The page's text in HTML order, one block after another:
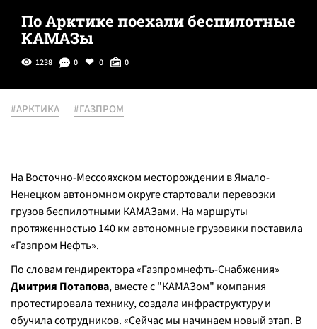
По Арктике поехали беспилотные
КАМАЗы
1238 0 0 0
#АРКТИКА #ГАЗПРОМ
На Восточно-Мессояхском месторождении в Ямало-
Ненецком автономном округе стартовали перевозки
грузов беспилотными КАМАЗами. На маршруты
протяженностью 140 км автономные грузовики поставила
«Газпром Нефть».
По словам гендиректора «Газпромнефть-Снабжения»
Дмитрия Потапова, вместе с "КАМАЗом" компания
протестировала технику, создала инфраструктуру и
обучила сотрудников. «Сейчас мы начинаем новый этап. В